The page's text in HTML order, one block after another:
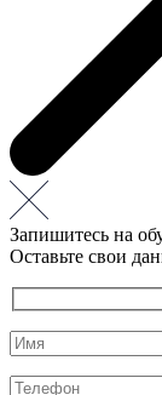
Запишитесь на
Оставьте свои